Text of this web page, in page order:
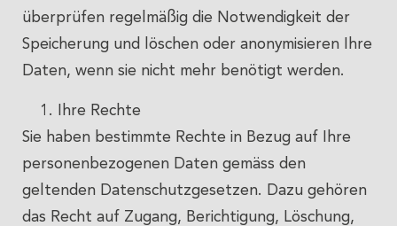
überprüfen regelmäßig die Notwendigkeit der
Speicherung und löschen oder anonymisieren Ihre
Daten, wenn sie nicht mehr benötigt werden.
Ihre Rechte
Sie haben bestimmte Rechte in Bezug auf Ihre
personenbezogenen Daten gemäss den
geltenden Datenschutzgesetzen. Dazu gehören
das Recht auf Zugang, Berichtigung, Löschung,